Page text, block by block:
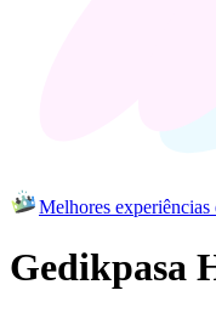
Melhores experiências
Gedikpasa